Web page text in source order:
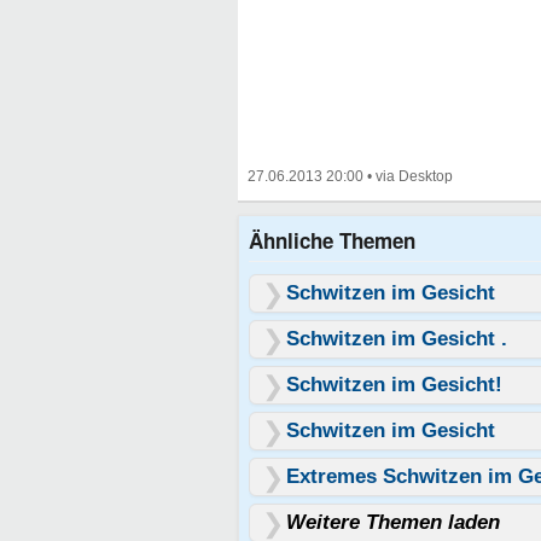
27.06.2013 20:00 •
Ähnliche Themen
Schwitzen im Gesicht
Schwitzen im Gesicht .
Schwitzen im Gesicht!
Schwitzen im Gesicht
Extremes Schwitzen im
Weitere Themen laden